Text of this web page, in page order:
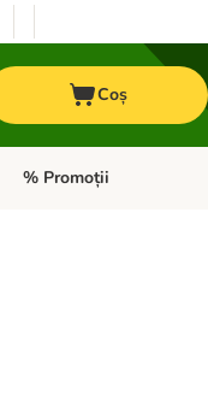
Coș
+ VET Diete
Deschideți meniul cu
% Promoții